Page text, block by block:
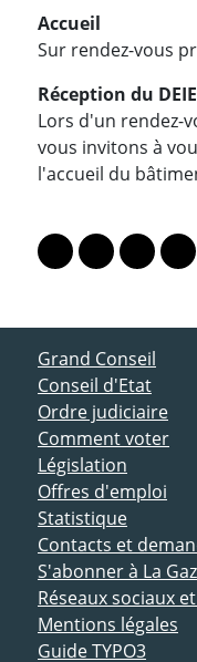
Accueil
Sur rendez-vous
Réception du
Lors d'un rendez-
vous invitons à
l'accueil du
Lien vers le
Lien vers le
Lien
ACCÈS DIRECT
Grand Conseil
Conseil d'Etat
Ordre judiciaire
Comment voter
Législation
Offres d'emploi
Statistique
Contacts et
S'abonner à La
Réseaux sociaux
Mentions légales
Guide TYPO3